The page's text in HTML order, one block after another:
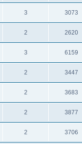
3 3073
2 2620
3 6159
2 3447
2 3683
2 3877
2 3706